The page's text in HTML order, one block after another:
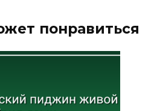
понравиться